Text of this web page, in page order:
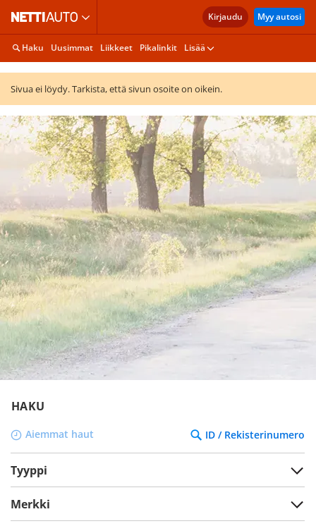
Kirjaudu Myy autosi
Haku Uusimmat Liikkeet Pikalinkit Lisää
Sivua ei löydy. Tarkista, että sivun osoite on oikein.
HAKU
Aiemmat haut ID / Rekisterinumero
Tyyppi
Merkki